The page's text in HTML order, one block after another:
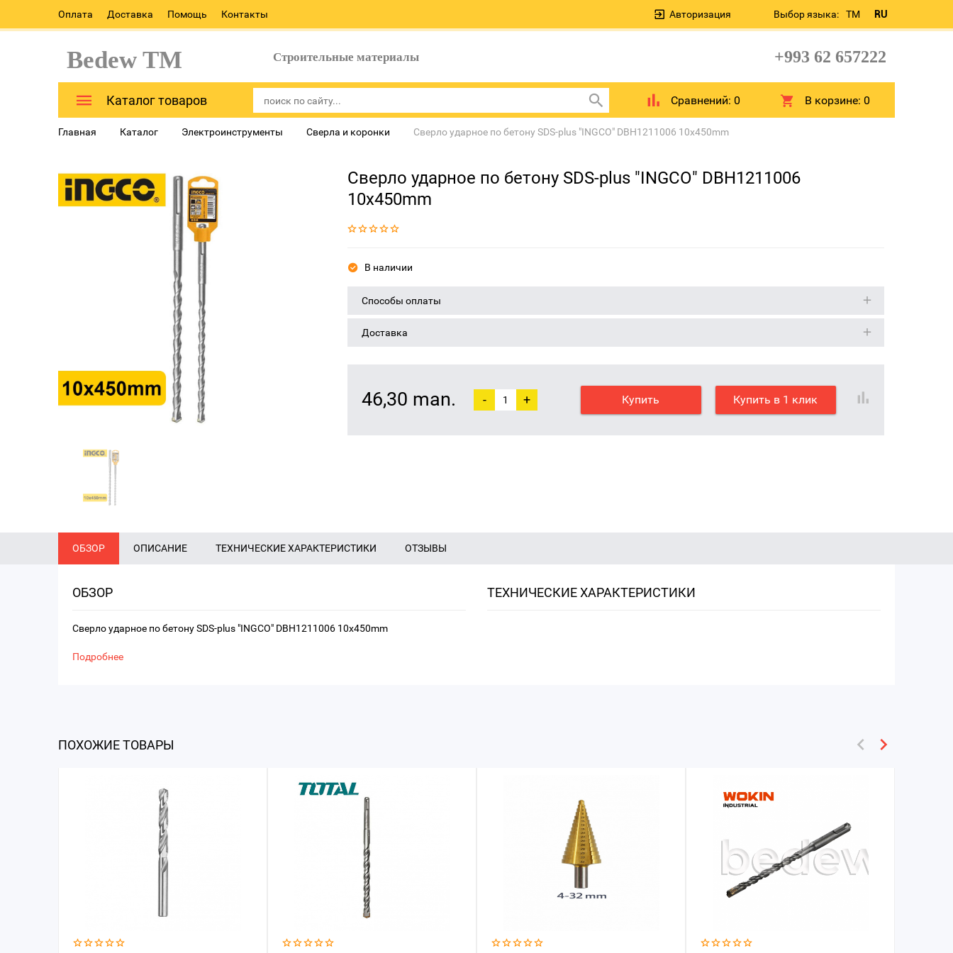
Оплата Доставка Помощь Контакты Выбор языка: TM RU
Авторизация
Bedew TM Строительные материалы +993 62 657222
Каталог товаров Сравнений: 0 В корзине:0
Главная Каталог Электроинструменты Сверла и коронки Сверло ударное по бетону SDS-plus "INGCO" DBH1211006 10x450mm
Сверло ударное по бетону SDS-plus "INGCO" DBH1211006
10x450mm
В наличии
Способы оплаты
Доставка
46,30 man. - + Купить Купить в 1 клик
ОБЗОР ОПИСАНИЕ ТЕХНИЧЕСКИЕ ХАРАКТЕРИСТИКИ ОТЗЫВЫ
ОБЗОР
Сверло ударное по бетону SDS-plus "INGCO" DBH1211006 10x450mm
Подробнее
ТЕХНИЧЕСКИЕ ХАРАКТЕРИСТИКИ
ПОХОЖИЕ ТОВАРЫ